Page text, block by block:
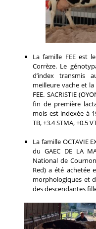
La famille FEE est
Corrèze. Le
d’index transmis
meilleure vache et
FEE. SACRISTIE
fin de première
mois est indexée à
TB, +3.4 STMA, +0.5
La famille OCTAVIE
du GAEC DE LA
National de
Red) a été achetée
morphologiques et
des descendantes